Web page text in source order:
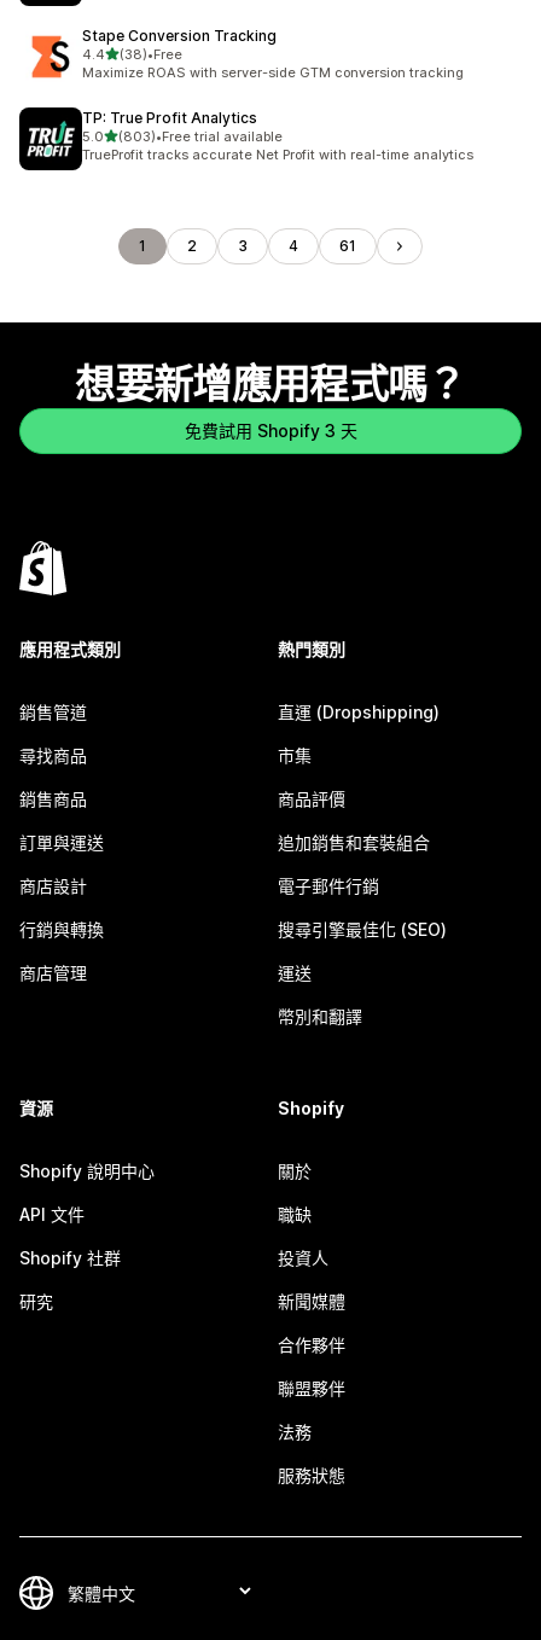
Stape Conversion Tracking
4.4滿分 5 顆星
(38)
共有 38 則評價
•Free
Maximize ROAS with server-side GTM conversion tracking
TP: True Profit Analytics
5.0滿分 5 顆星
(803)
共有 803 則評價
•Free trial available
TrueProfit tracks accurate Net Profit with real-time analytics
1 2 3 4 61
想要新增應用程式嗎？
免費試用 Shopify 3 天
應用程式類別
銷售管道
尋找商品
銷售商品
訂單與運送
商店設計
行銷與轉換
商店管理
熱門類別
直運 (Dropshipping)
市集
商品評價
追加銷售和套裝組合
電子郵件行銷
搜尋引擎最佳化 (SEO)
運送
幣別和翻譯
資源
Shopify 說明中心
API 文件
Shopify 社群
研究
Shopify
關於
職缺
投資人
新聞媒體
合作夥伴
聯盟夥伴
法務
服務狀態